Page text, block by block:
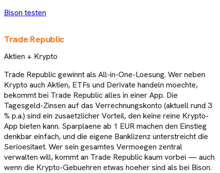
Bison testen
Trade Republic
Aktien + Krypto
Trade Republic gewinnt als All-in-One-Loesung. Wer neben
Krypto auch Aktien, ETFs und Derivate handeln moechte,
bekommt bei Trade Republic alles in einer App. Die
Tagesgeld-Zinsen auf das Verrechnungskonto (aktuell rund 3
% p.a.) sind ein zusaetzlicher Vorteil, den keine reine Krypto-
App bieten kann. Sparplaene ab 1 EUR machen den Einstieg
denkbar einfach, und die eigene Banklizenz unterstreicht die
Serioesitaet. Wer sein gesamtes Vermoegen zentral
verwalten will, kommt an Trade Republic kaum vorbei — auch
wenn die Krypto-Gebuehren etwas hoeher sind als bei Bison.